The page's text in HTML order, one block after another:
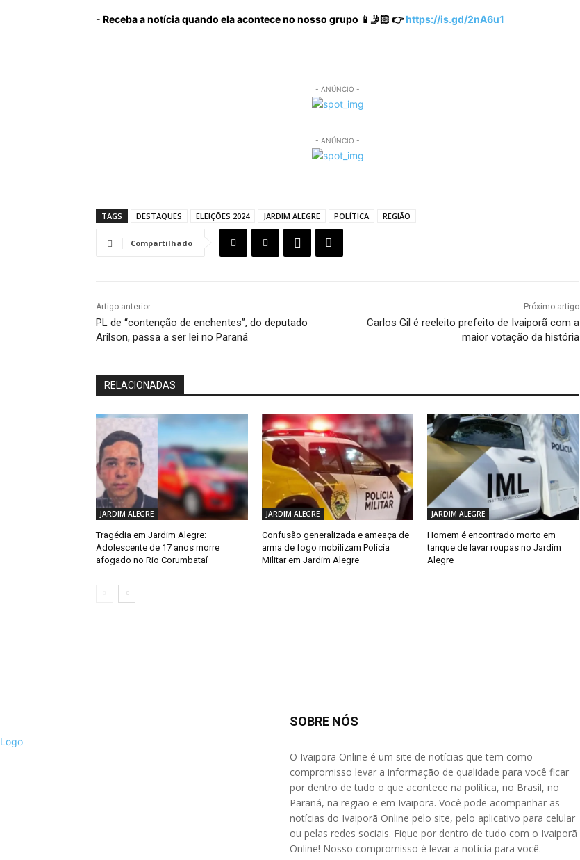
- Receba a notícia quando ela acontece no nosso grupo 📱🤳🏻 👉https://is.gd/2nA6u1
- ANÚNCIO -
- ANÚNCIO -
TAGS DESTAQUES ELEIÇÕES 2024 JARDIM ALEGRE POLÍTICA REGIÃO
Compartilhado
Artigo anterior
PL de “contenção de enchentes”, do deputado
Arilson, passa a ser lei no Paraná
Próximo artigo
Carlos Gil é reeleito prefeito de Ivaiporã com a
maior votação da história
RELACIONADAS
JARDIM ALEGRE
Tragédia em Jardim Alegre:
Adolescente de 17 anos morre
afogado no Rio Corumbataí
JARDIM ALEGRE
Confusão generalizada e ameaça de
arma de fogo mobilizam Polícia
Militar em Jardim Alegre
JARDIM ALEGRE
Homem é encontrado morto em
tanque de lavar roupas no Jardim
Alegre
SOBRE NÓS
O Ivaiporã Online é um site de notícias que tem como
compromisso levar a informação de qualidade para você ficar
por dentro de tudo o que acontece na política, no Brasil, no
Paraná, na região e em Ivaiporã. Você pode acompanhar as
notícias do Ivaiporã Online pelo site, pelo aplicativo para celular
ou pelas redes sociais. Fique por dentro de tudo com o Ivaiporã
Online! Nosso compromisso é levar a notícia para você.